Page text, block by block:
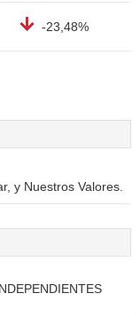
-23,48%
y Nuestros Valores.